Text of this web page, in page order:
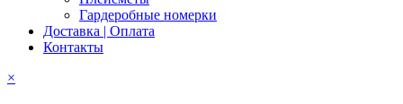
Гардеробные номерки
Доставка | Оплата
Контакты
×